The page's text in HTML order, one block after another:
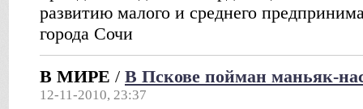
развитию малого и среднего
города Сочи
В МИРЕ / В Пскове пойман маньяк-
12-11-2010, 23:37